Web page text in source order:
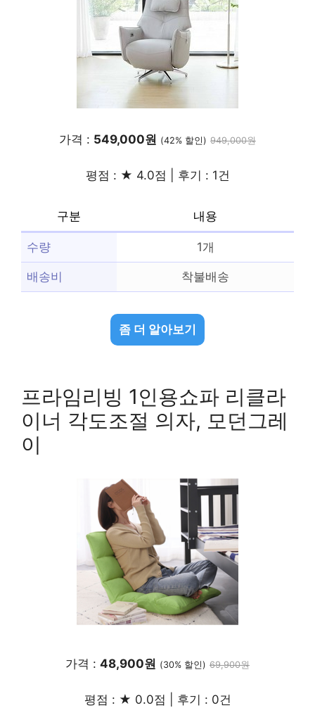
가격 : 549,000원 (42% 할인) 949,000원
평점 : ★ 4.0점 | 후기 : 1건
구분 내용
수량 1개
배송비 착불배송
좀 더 알아보기
프라임리빙 1인용쇼파 리클라
이너 각도조절 의자, 모던그레
이
가격 : 48,900원 (30% 할인) 69,900원
평점 : ★ 0.0점 | 후기 : 0건